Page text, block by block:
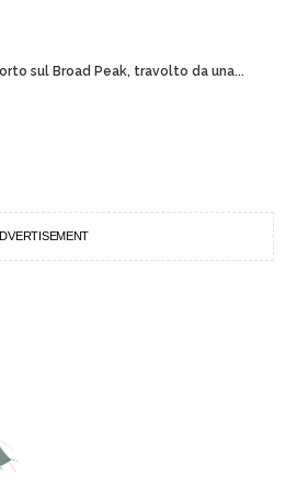
sul Broad Peak, travolto da una...